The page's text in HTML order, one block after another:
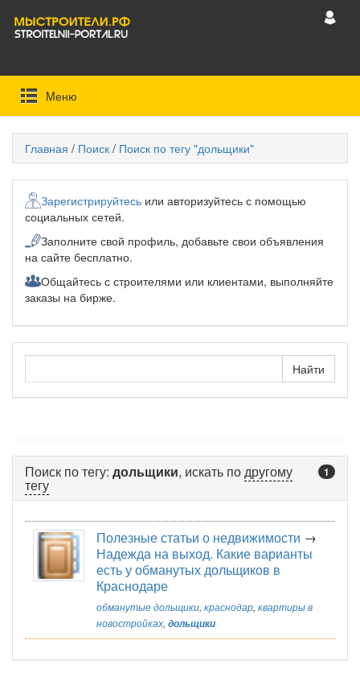
Mеню
Главная / Поиск / Поиск по тегу "дольщики"
Зарегистрируйтесь или авторизуйтесь с помощью
социальных сетей.
Заполните свой профиль, добавьте свои объявления
на сайте бесплатно.
Общайтесь с строителями или клиентами, выполняйте
заказы на бирже.
1
Поиск по тегу: дольщики, искать подругому
тегу
Полезные статьи о недвижимости →
Надежда на выход. Какие варианты
есть у обманутых дольщиков в
Краснодаре
обманутые дольщики, краснодар, квартиры в
новостройках, дольщики